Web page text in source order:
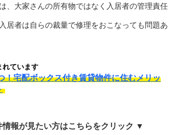
、大家さんの所有物ではなく入居者の管理責任
居者は自らの裁量で修理をおこなっても問題あ
ています
！宅配ボックス付き賃貸物件に住むメリッ
報が見たい方はこちらをクリック ▼